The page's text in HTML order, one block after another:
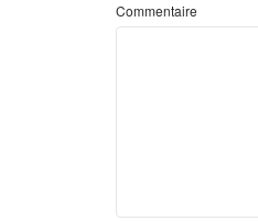
Commentaire